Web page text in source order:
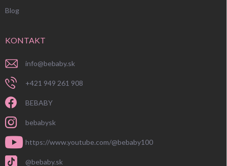
Blog
KONTAKT
info@bebaby.sk
+421 949 261 908
BEBABY
bebabysk
https://www.youtube.com/@bebaby100
@bebaby.sk